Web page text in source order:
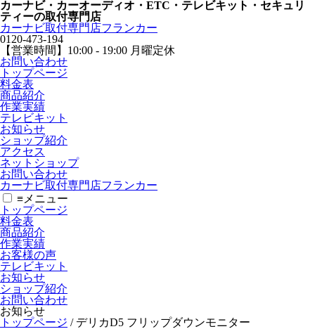
カーナビ・カーオーディオ・ETC・テレビキット・セキュリ
ティーの取付専門店
カーナビ取付専⾨店フランカー
0120-473-194
【営業時間】 10:00 - 19:00 月曜定休
お問い合わせ
トップページ
料金表
商品紹介
作業実績
テレビキット
お知らせ
ショップ紹介
アクセス
ネットショップ
お問い合わせ
カーナビ取付専⾨店フランカー
≡ メニュー
トップページ
料金表
商品紹介
作業実績
お客様の声
テレビキット
お知らせ
ショップ紹介
お問い合わせ
お知らせ
トップページ / デリカD5 フリップダウンモニター